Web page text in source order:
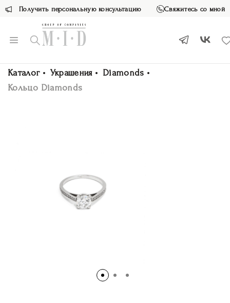
Получить персональную консультацию Свяжитесь со мной
Каталог Украшения
Diamonds
Кольцо Diamonds